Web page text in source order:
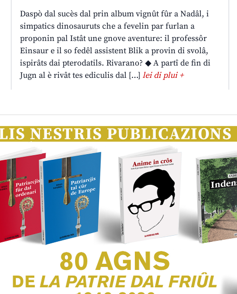
Daspò dal sucès dal prin album vignût fûr a Nadâl, i
simpatics dinosauruts che a fevelin par furlan a
proponin pal Istât une gnove aventure: il professôr
Einsaur e il so fedêl assistent Blik a provin di svolâ,
ispirâts dai pterodatils. Rivarano? ◆ A partî de fin di
Jugn al è rivât tes ediculis dal […] lei di plui +